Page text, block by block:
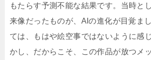
もたらす予測不能な結果です。当時と
来像だったものが、AIの進化が目覚ま
ては、もはや絵空事ではないように感
かし、だからこそ、この作品が放つメ